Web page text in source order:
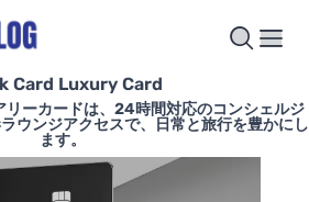
Card Luxury Card
リーカードは、24時間対応のコンシェルジ
ウンジアクセスで、日常と旅行を豊かにし
ます。